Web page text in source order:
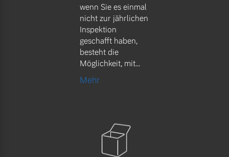
wenn Sie es einmal
nicht zur jährlichen
Inspektion
geschafft haben,
besteht die
Möglichkeit, mit...
Mehr